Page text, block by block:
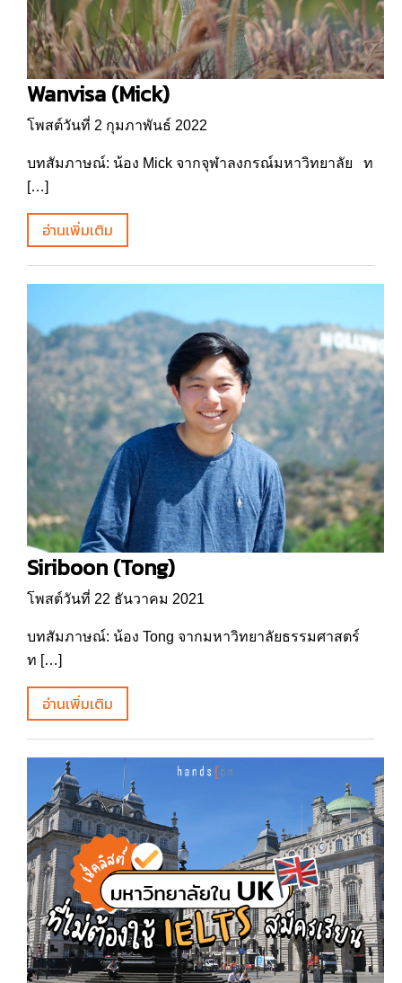
Wanvisa (Mick)
โพสต์วันที่ 2 กุมภาพันธ์ 2022
บทสัมภาษณ์: น้อง Mick จากจุฬาลงกรณ์มหาวิทยาลัย ท
[…]
อ่านเพิ่มเติม
Siriboon (Tong)
โพสต์วันที่ 22 ธันวาคม 2021
บทสัมภาษณ์: น้อง Tong จากมหาวิทยาลัยธรรมศาสตร์
ท […]
อ่านเพิ่มเติม